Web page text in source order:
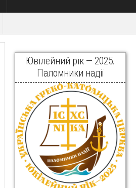
Ювілейний рік — 2025.
Паломники надії